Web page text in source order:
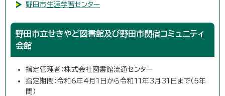
野田市生涯学習センター
野田市立せきやど図書館及び野田市関宿コミュニティ
会館
指定管理者：株式会社図書館流通センター
指定期間：令和6年4月1日から令和11年3月31日まで（5年
間）